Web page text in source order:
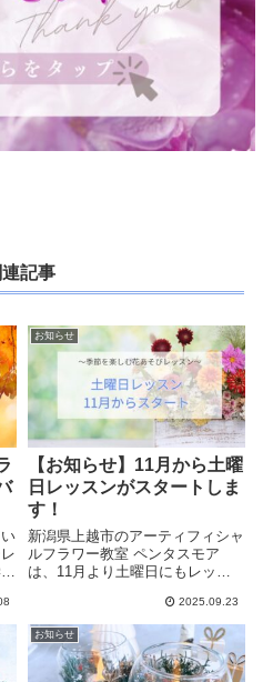
連記事
お知らせ
【お知らせ】11月から土曜
日レッスンがスタートしま
す！
新潟県上越市のアーティフィシャ
ルフラワー教室 ペンタスモア
は、11月より土曜日にもレッス
れど土曜日なら！という方、アー
ティフィシャルフラワーに興味が
ある方、お花が初めての方もぜひ
お楽しみいただけたら嬉しいで
2025.09.23
お知らせ